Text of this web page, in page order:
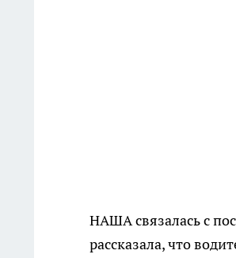
НАША связалась с
рассказала, что